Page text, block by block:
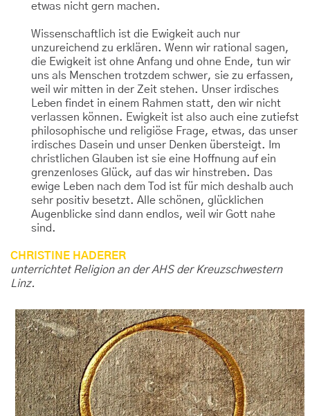
etwas nicht gern machen.
Wissenschaftlich ist die Ewigkeit auch nur
unzureichend zu erklären. Wenn wir rational sagen,
die Ewigkeit ist ohne Anfang und ohne Ende, tun wir
uns als Menschen trotzdem schwer, sie zu erfassen,
weil wir mitten in der Zeit stehen. Unser irdisches
Leben findet in einem Rahmen statt, den wir nicht
verlassen können. Ewigkeit ist also auch eine zutiefst
philosophische und religiöse Frage, etwas, das unser
irdisches Dasein und unser Denken übersteigt. Im
christlichen Glauben ist sie eine Hoffnung auf ein
grenzenloses Glück, auf das wir hinstreben. Das
ewige Leben nach dem Tod ist für mich deshalb auch
sehr positiv besetzt. Alle schönen, glücklichen
Augenblicke sind dann endlos, weil wir Gott nahe
sind.
CHRISTINE HADERER
unterrichtet Religion an der AHS der Kreuzschwestern
Linz.